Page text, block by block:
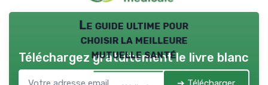
Le guide ultime pour
choisir la meilleure
mutuelle santé
Téléchargez gratuitement le livre blanc